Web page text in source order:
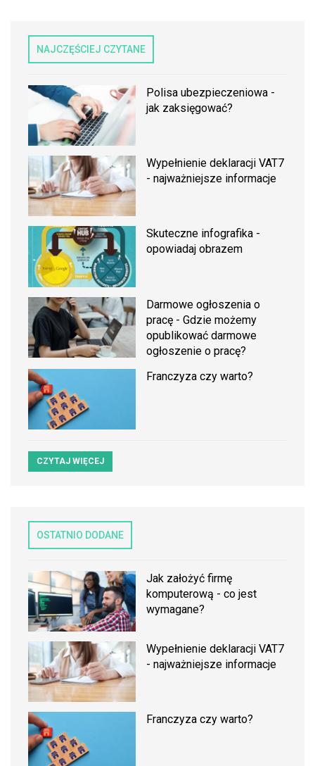
NAJCZĘŚCIEJ CZYTANE
Polisa ubezpieczeniowa -
jak zaksięgować?
Wypełnienie deklaracji VAT7
- najważniejsze informacje
Skuteczne infografika -
opowiadaj obrazem
Darmowe ogłoszenia o
pracę - Gdzie możemy
opublikować darmowe
ogłoszenie o pracę?
Franczyza czy warto?
CZYTAJ WIĘCEJ
OSTATNIO DODANE
Jak założyć firmę
komputerową - co jest
wymagane?
Wypełnienie deklaracji VAT7
- najważniejsze informacje
Franczyza czy warto?